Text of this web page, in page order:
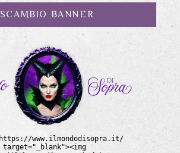
SCAMBIO BANNER